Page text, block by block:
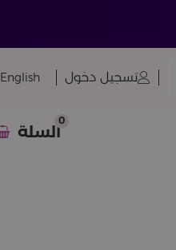
تسجيل دخول English
السلة
0